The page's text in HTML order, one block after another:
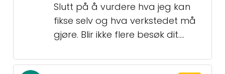
Slutt på å vurdere hva jeg kan
fikse selv og hva verkstedet må
gjøre. Blir ikke flere besøk dit....